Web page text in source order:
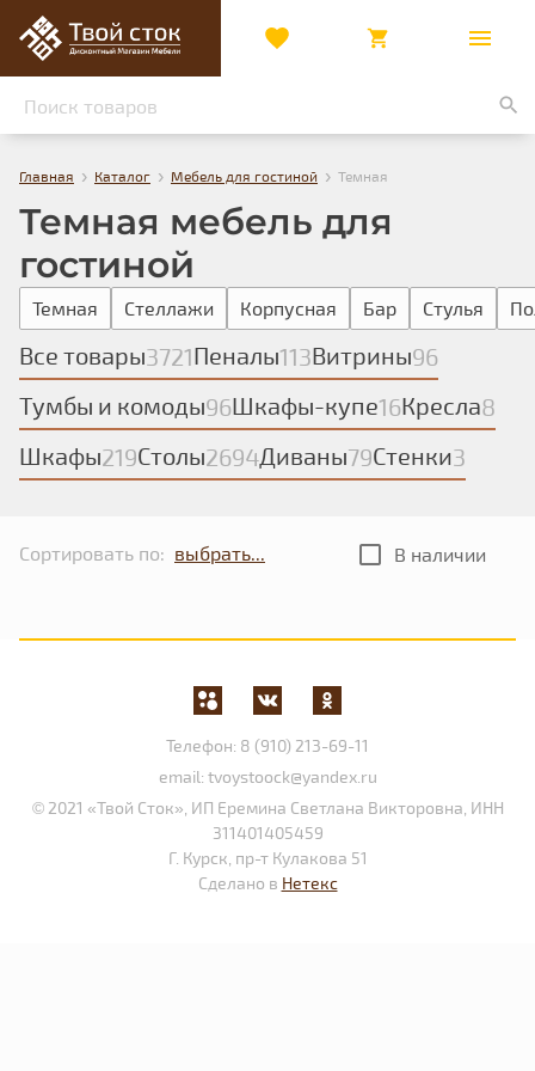
Главная › Каталог › Мебель для гостиной › Темная
Темная мебель для
гостиной
Темная Стеллажи Корпусная Бар Стулья
Все товары3721Пеналы113Витрины96
Тумбы и комоды96Шкафы-купе16Кресла8
Шкафы219Столы2694Диваны79Стенки3
Сортировать по: В наличии
Телефон: 8 (910) 213-69-11
email: tvoystoock@yandex.ru
© 2021 «Твой Сток», ИП Еремина Светлана Викторовна, ИНН
311401405459
Г. Курск, пр-т Кулакова 51
Сделано в Нетекс